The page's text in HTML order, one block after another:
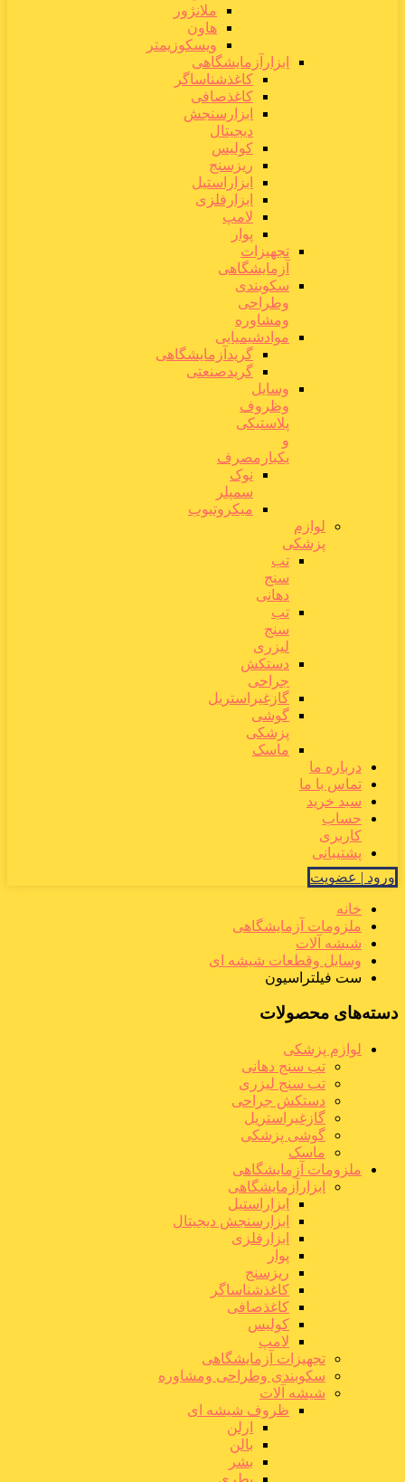
ملانژور
هاون
ویسکوزیمتر
ابزارآزمایشگاهی
کاغذشناساگر
کاغذصافی
ابزارسنجش
دیجیتال
کولیس
ریزسنج
ابزاراستیل
ابزارفلزی
لامپ
پوار
تجهیزات
آزمایشگاهی
سکوبندی
وطراحی
ومشاوره
موادشیمیایی
گریدآزمایشگاهی
گریدصنعتی
وسایل
وظروف
پلاستیکی
و
یکبارمصرف
نوک
سمپلر
میکروتیوب
لوازم
پزشکی
تب
سنج
دهانی
تب
سنج
لیزری
دستکش
جراحی
گازغیراستریل
گوشی
پزشکی
ماسک
درباره ما
تماس با ما
سبد خرید
حساب
کاربری
پشتیبانی
ورود | عضویت
خانه
ملزومات آزمایشگاهی
شیشه آلات
وسایل وقطعات شیشه ای
ست فیلتراسیون
دسته‌های محصولات
لوازم پزشکی
تب سنج دهانی
تب سنج لیزری
دستکش جراحی
گازغیراستریل
گوشی پزشکی
ماسک
ملزومات آزمایشگاهی
ابزارآزمایشگاهی
ابزاراستیل
ابزارسنجش دیجیتال
ابزارفلزی
پوار
ریزسنج
کاغذشناساگر
کاغذصافی
کولیس
لامپ
تجهیزات آزمایشگاهی
سکوبندی وطراحی ومشاوره
شیشه آلات
ظروف شیشه ای
ارلن
بالن
بشر
بطری